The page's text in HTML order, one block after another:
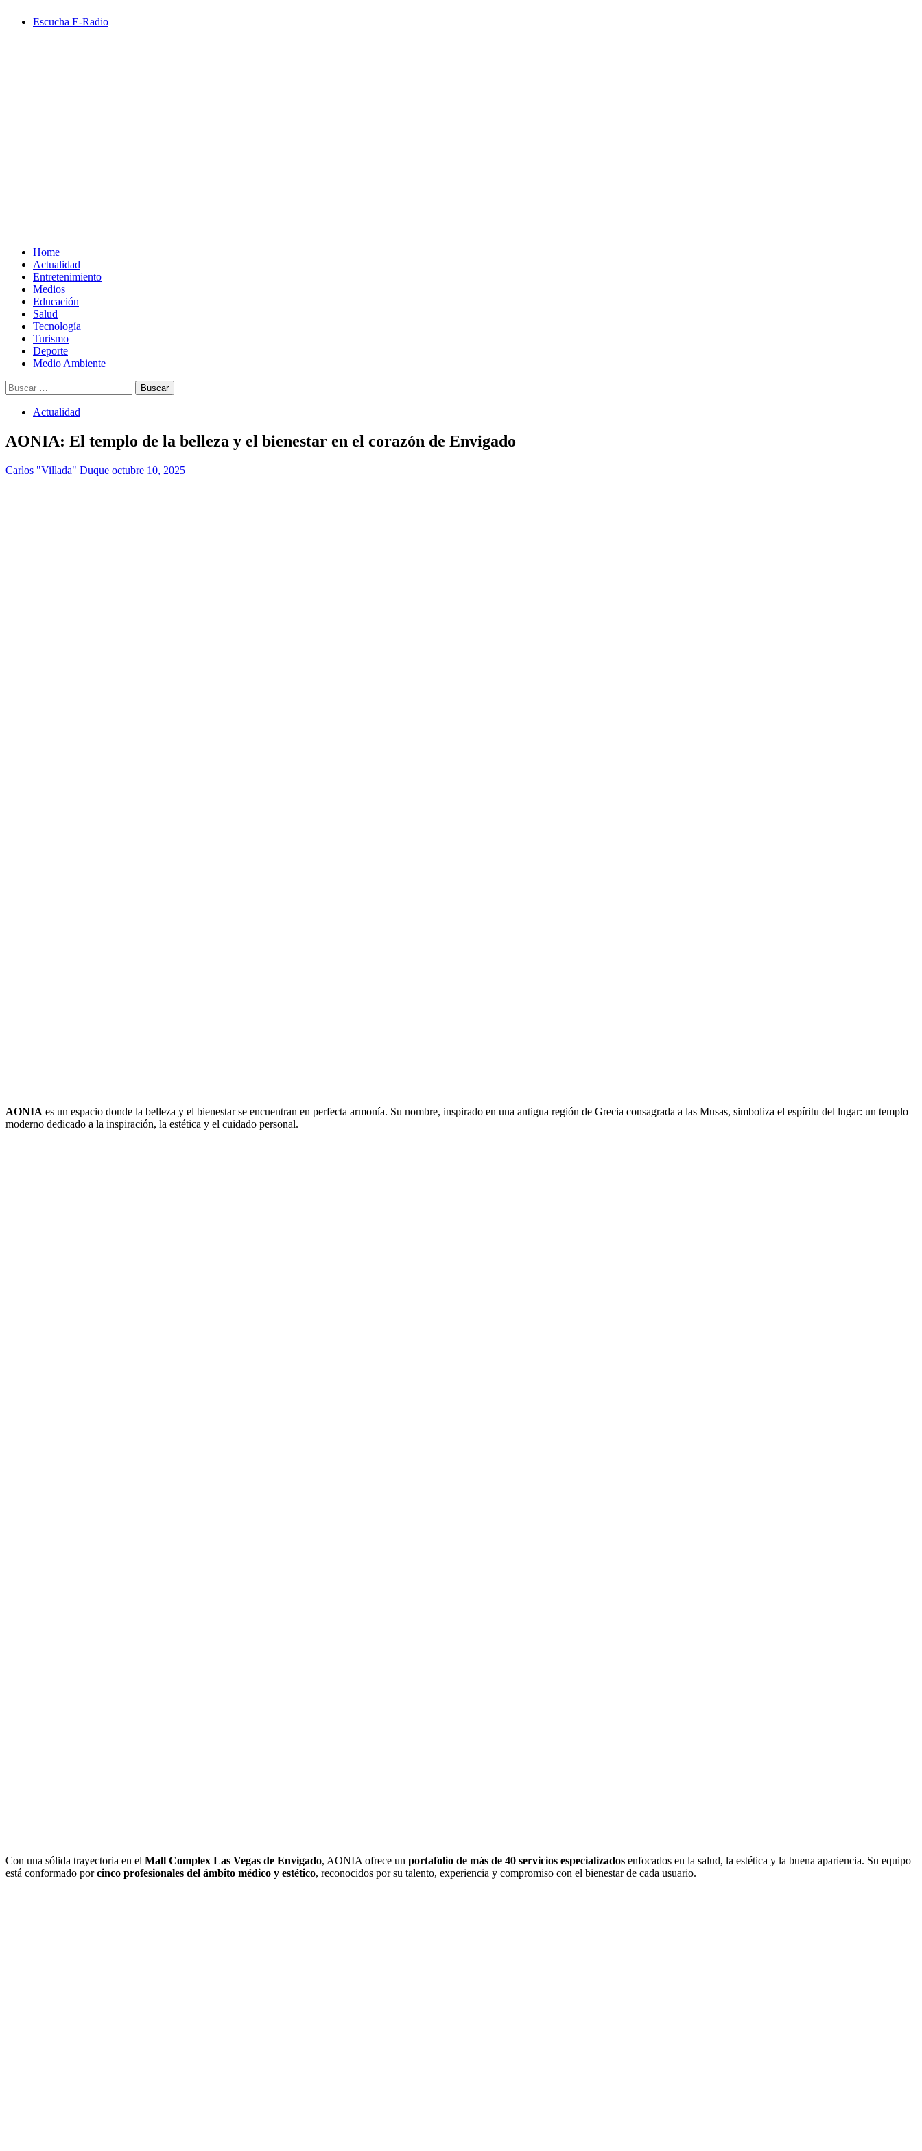
Escucha E-Radio
Home
Actualidad
Entretenimiento
Medios
Educación
Salud
Tecnología
Turismo
Deporte
Medio Ambiente
Buscar:
Actualidad
AONIA: El templo de la belleza y el bienestar en el corazón de Envigado
Carlos "Villada" Duque octubre 10, 2025
AONIA es un espacio donde la belleza y el bienestar se encuentran en perfecta armonía. Su nombre, inspirado en una antigua región de Grecia consagrada a las Musas, simboliza el espíritu del lugar: un templo
moderno dedicado a la inspiración, la estética y el cuidado personal.
Con una sólida trayectoria en el Mall Complex Las Vegas de Envigado, AONIA ofrece un portafolio de más de 40 servicios especializados enfocados en la salud, la estética y la buena apariencia. Su equipo
está conformado porcinco profesionales del ámbito médico y estético, reconocidos por su talento, experiencia y compromiso con el bienestar de cada usuario.